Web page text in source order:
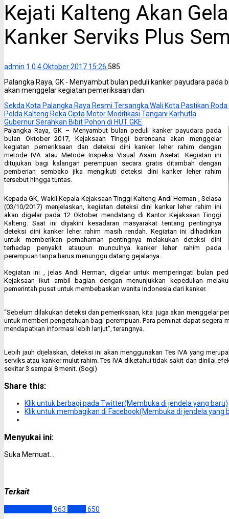
Kejati Kalteng Akan
Kanker Serviks Plus
admin 1 0 4 Oktober 2017 15:26 585
Palangka Raya, GK - Menyambut bulan peduli kanker payudara pada
akan menggelar kegiatan pemeriksaan dan
Sekda Kota Palangka Raya Resmi Tersangka,Wali Kota Pastikan
Polda Kalteng Reka Cipta Motor Modifikasi Tangani Karhutla
Gubernur Serahkan Bibit Pohon di HUT GKE
Palangka Raya, GK – Menyambut bulan peduli kanker payudara pada
bulan Oktober 2017, Kejaksaan Tinggi berencana akan menggelar
kegiatan pemeriksaan dan deteksi dini kanker leher rahim dengan
metode IVA atau Metode Inspeksi Visual Asam Asetat. Kegiatan ini
ditujukan bagi kalangan perempuan secara gratis ditambah dengan
pemberian sembako jika mengikuti deteksi dini kanker leher rahim
tersebut hingga tuntas.
Kepada GK, Wakil Kepala Kejaksaan Tinggi Kalteng Andi Herman , Selasa
(03/10/2017) menjelaskan, kegiatan deteksi dini kanker leher rahim ini
akan digelar pada 12 Oktober mendatang di Kantor Kejaksaan Tinggi
Kalteng. Saat ini diyakini kesadaran masyarakat tentang pentingnya
deteksi dini kanker leher rahim masih rendah. Kegiatan ini dihadirkan
untuk memberikan pemahaman pentingnya melakukan deteksi dini
terhadap penyakit ataupun munculnya kanker leher rahim pada
perempuan tanpa harus menunggu datang gejalanya.
Kegiatan ini , jelas Andi Herman, digelar untuk memperingati bulan
Kejaksaan ikut ambil bagian dengan menunjukkan kepedulian
pemerintah pusat untuk membebaskan wanita Indonesia dari kanker.
“Sebelum dilakukan deteksi dan pemeriksaan, kita juga akan menggelar
untuk memberi pengetahuan bagi perempuan. Para peminat dapat segera
mendapatkan informasi lebih lanjut”, terangnya.
Lebih jauh dijelaskan, deteksi ini akan menggunakan Tes IVA yang
serviks atau kanker mulut rahim. Tes IVA diketahui tidak sakit dan dinilai
sekitar 3 sampai 8 menit. (Sogi)
Share this:
Klik untuk berbagi pada Twitter(Membuka di jendela yang baru)
Klik untuk membagikan di Facebook(Membuka di jendela yang
Menyukai ini:
Suka Memuat...
Terkait
963 650